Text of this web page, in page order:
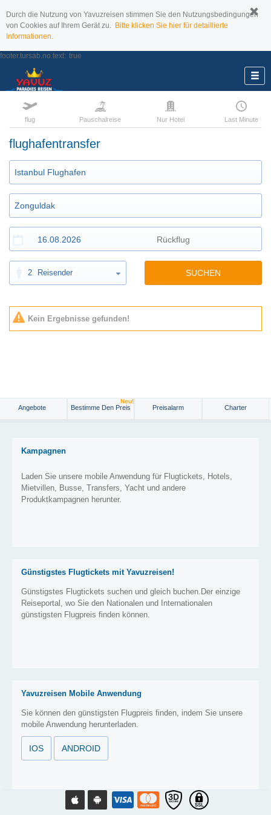
Durch die Nutzung von Yavuzreisen stimmen Sie den Nutzungsbedingungen
von Cookies auf Ihrem Gerät zu. Bitte klicken Sie hier für detaillierte
Informationen.
footer.tursab.no.text: true
flug Pauschalreise Nur Hotel Last Minute
flughafentransfer
2 Reisender SUCHEN
Kein Ergebnisse gefunden!
Angebote Bestimme Den Preis
Neu!
Preisalarm Charter
Kampagnen
Laden Sie unsere mobile Anwendung für Flugtickets, Hotels,
Mietvillen, Busse, Transfers, Yacht und andere
Produktkampagnen herunter.
Günstigstes Flugtickets mit Yavuzreisen!
Günstigstes Flugtickets suchen und gleich buchen.Der einzige
Reiseportal, wo Sie den Nationalen und Internationalen
günstigsten Flugpreis finden können.
Yavuzreisen Mobile Anwendung
Sie können den günstigsten Flugpreis finden, indem Sie unsere
mobile Anwendung herunterladen.
IOS ANDROID